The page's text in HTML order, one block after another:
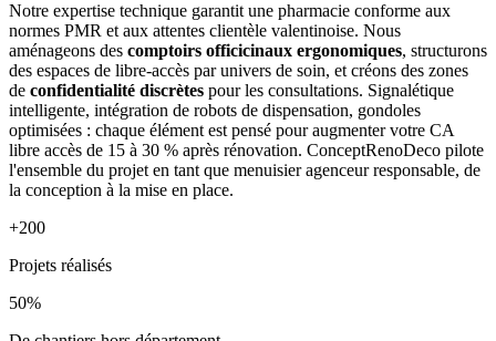
Notre expertise technique garantit une pharmacie conforme aux
normes PMR et aux attentes clientèle valentinoise. Nous
aménageons des comptoirs officicinaux ergonomiques, structurons
des espaces de libre-accès par univers de soin, et créons des zones
de confidentialité discrètes pour les consultations. Signalétique
intelligente, intégration de robots de dispensation, gondoles
optimisées : chaque élément est pensé pour augmenter votre CA
libre accès de 15 à 30 % après rénovation. ConceptRenoDeco pilote
l'ensemble du projet en tant que menuisier agenceur responsable, de
la conception à la mise en place.
+200
Projets réalisés
50%